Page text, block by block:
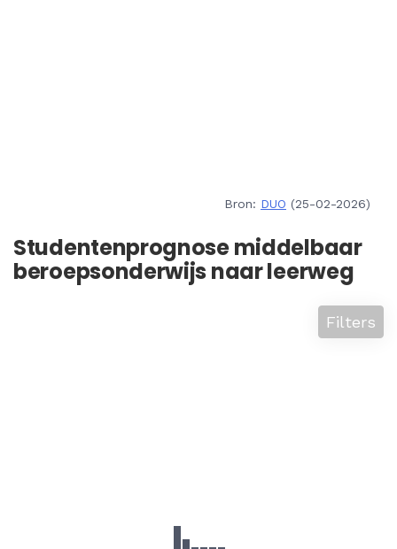
Bron: DUO (25-02-2026)
Studentenprognose middelbaar
beroepsonderwijs naar leerweg
Filters